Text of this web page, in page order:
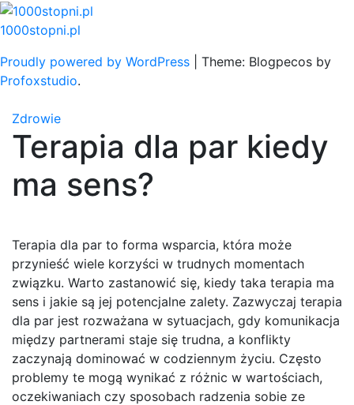
Skip
to
1000stopni.pl
Proudly powered by WordPress
Theme: Blogpecos by
Profoxstudio.
Zdrowie
Terapia dla par kiedy
ma sens?
Terapia dla par to forma wsparcia, która może
przynieść wiele korzyści w trudnych momentach
związku. Warto zastanowić się, kiedy taka terapia ma
sens i jakie są jej potencjalne zalety. Zazwyczaj terapia
dla par jest rozważana w sytuacjach, gdy komunikacja
między partnerami staje się trudna, a konflikty
zaczynają dominować w codziennym życiu. Często
problemy te mogą wynikać z różnic w wartościach,
oczekiwaniach czy sposobach radzenia sobie ze